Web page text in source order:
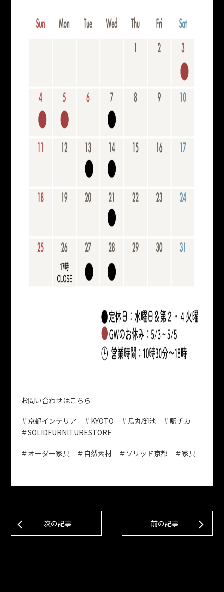
お問い合わせはこちら
＃京都インテリア ＃KYOTO ＃烏丸御池 ＃駅チカ
＃SOLIDFURNITURESTORE
＃オーダー家具 ＃自然素材 ＃ソリッド京都 ＃家具
次の記事 前の記事